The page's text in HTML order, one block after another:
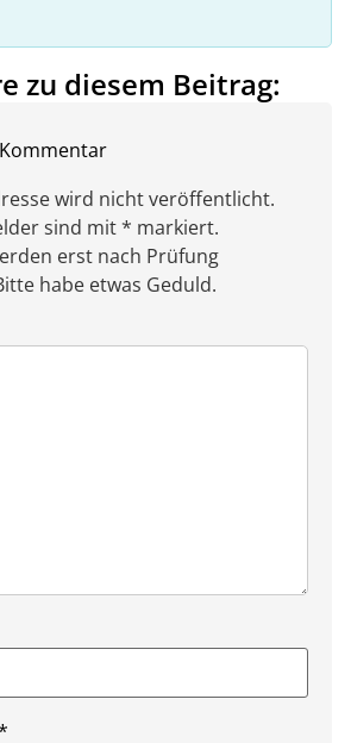
zu diesem Beitrag:
wird nicht veröffentlicht.
sind mit * markiert.
erst nach Prüfung
habe etwas Geduld.